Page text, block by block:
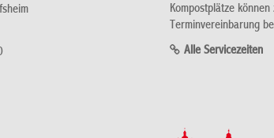
Kompostplätze
Terminvereinbarung
Alle Servicezeiten